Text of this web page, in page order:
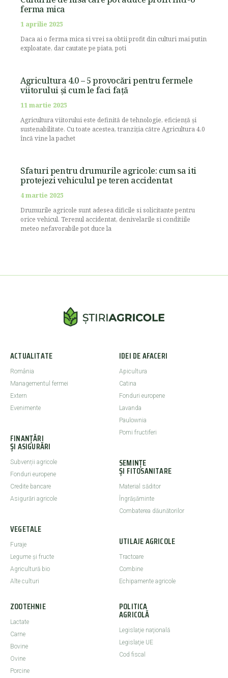
ferma mica
1 aprilie 2025
Daca ai o ferma mica si vrei sa obtii profit din culturi mai putin
exploatate, dar cautate pe piata, poti
Agricultura 4.0 – 5 provocări pentru fermele
viitorului și cum le faci față
11 martie 2025
Agricultura viitorului este definită de tehnologie, eficiență și
sustenabilitate. Cu toate acestea, tranziția către Agricultura 4.0
încă vine la pachet
Sfaturi pentru drumurile agricole: cum sa iti
protejezi vehiculul pe teren accidentat
4 martie 2025
Drumurile agricole sunt adesea dificile si solicitante pentru
orice vehicul. Terenul accidentat, denivelarile si conditiile
meteo nefavorabile pot duce la
ACTUALITATE
România
Managementul fermei
Extern
Evenimente
FINANȚĂRI
ȘI ASIGURĂRI
Subvenții agricole
Fonduri europene
Credite bancare
Asigurări agricole
VEGETALE
Furaje
Legume şi fructe
Agricultură bio
Alte culturi
IDEI DE AFACERI
Apicultura
Catina
Fonduri europene
Lavanda
Paulownia
Pomi fructiferi
SEMINȚE
ȘI FITOSANITARE
Material săditor
Îngrășăminte
Combaterea dăunătorilor
UTILAJE AGRICOLE
Tractoare
Combine
Echipamente agricole
ZOOTEHNIE
Lactate
Carne
Bovine
Ovine
Porcine
POLITICA
AGRICOLĂ
Legislaţie naţională
Legislaţie UE
Cod fiscal